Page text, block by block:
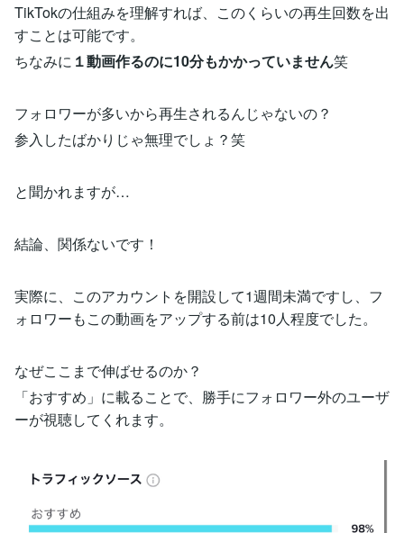
TikTokの仕組みを理解すれば、このくらいの再生回数を出
すことは可能です。
ちなみに １動画作るのに10分もかかっていません笑
フォロワーが多いから再生されるんじゃないの？
参入したばかりじゃ無理でしょ？笑
と聞かれますが…
結論、関係ないです！
実際に、このアカウントを開設して1週間未満ですし、フ
ォロワーもこの動画をアップする前は10人程度でした。
なぜここまで伸ばせるのか？
「おすすめ」に載ることで、勝手にフォロワー外のユーザ
ーが視聴してくれます。